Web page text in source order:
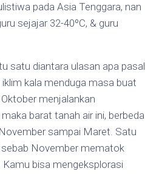
pada Asia Tenggara, nan
sejajar 32-40ºC, & guru
satu diantara ulasan apa pasal
kala menduga masa buat
menjalankan
barat tanah air ini, berbeda
sampai Maret. Satu
November mematok
Kamu bisa mengeksplorasi